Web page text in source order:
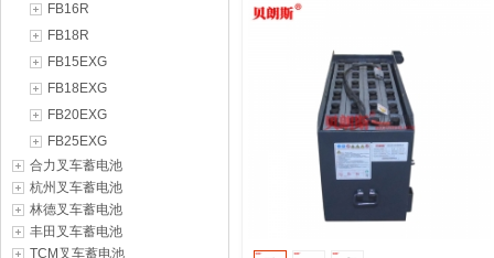
FB16R
FB18R
FB15EXG
FB18EXG
FB20EXG
FB25EXG
合力叉车蓄电池
杭州叉车蓄电池
林德叉车蓄电池
丰田叉车蓄电池
TCM叉车蓄电池